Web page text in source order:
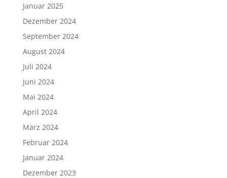
Januar 2025
Dezember 2024
September 2024
August 2024
Juli 2024
Juni 2024
Mai 2024
April 2024
März 2024
Februar 2024
Januar 2024
Dezember 2023